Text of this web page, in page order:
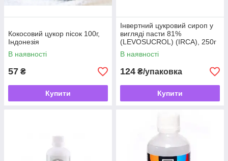
Кокосовий цукор пісок 100г,
Індонезія
В наявності
57 ₴
Купити
Інвертний цукровий сироп у
вигляді пасти 81%
(LEVOSUCROL) (IRCA), 250г
В наявності
124 ₴/упаковка
Купити